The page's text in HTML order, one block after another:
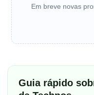
Em breve novas
Guia rápido